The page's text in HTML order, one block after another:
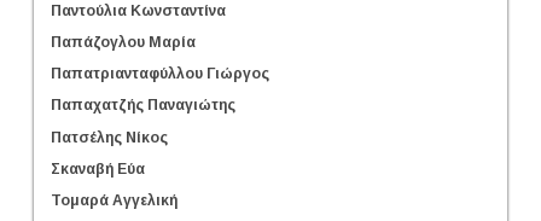
Παντούλια Κωνσταντίνα
Παπάζογλου Μαρία
Παπατριανταφύλλου Γιώργος
Παπαχατζής Παναγιώτης
Πατσέλης Νίκος
Σκαναβή Εύα
Τομαρά Αγγελική